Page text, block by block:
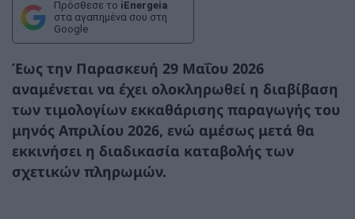
Πρόσθεσε το iEnergeia
στα αγαπημένα σου στη
Google
Έως την Παρασκευή 29 Μαΐου 2026
αναμένεται να έχει ολοκληρωθεί η διαβίβαση
των τιμολογίων εκκαθάρισης παραγωγής του
μηνός Απριλίου 2026, ενώ αμέσως μετά θα
εκκινήσει η διαδικασία καταβολής των
σχετικών πληρωμών.